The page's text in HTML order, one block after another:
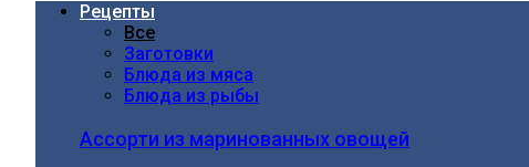
Рецепты
Все
Заготовки
Блюда из мяса
Блюда из рыбы
Ассорти из маринованных овощей